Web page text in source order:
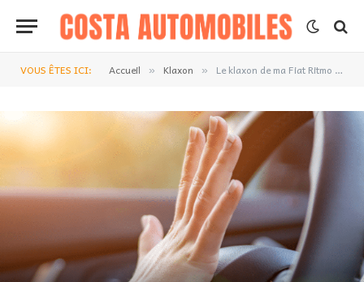
VOUS ÊTES ICI: Accueil » Klaxon » Le klaxon de ma Fiat Ritmo ne marche plus : Que faire ?